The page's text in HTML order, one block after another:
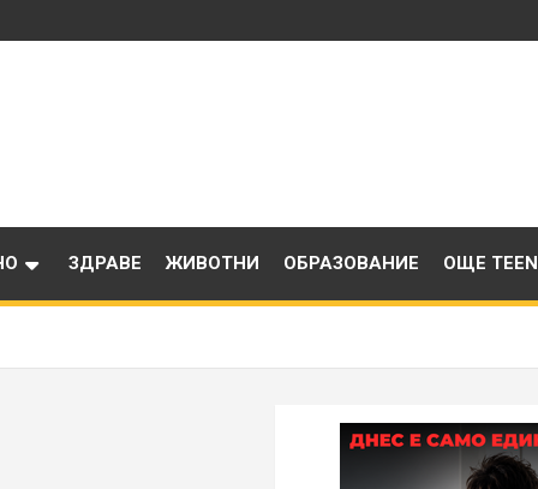
ЗДРАВЕ ЖИВОТНИ ОБРАЗОВАНИЕ ОЩЕ TEEN